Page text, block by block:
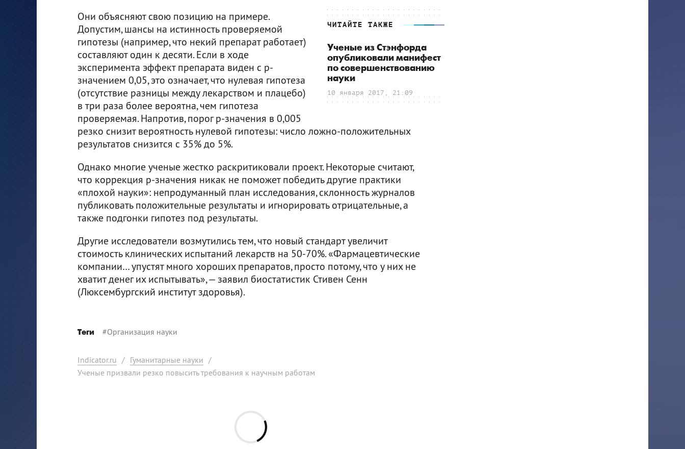
ЧИТАЙТЕ ТАКЖЕ
Ученые из Стэнфорда
опубликовали манифест
по совершенствованию
науки
10 января 2017, 21:09
Они объясняют свою позицию на примере.
Допустим, шансы на истинность проверяемой
гипотезы (например, что некий препарат работает)
составляют один к десяти. Если в ходе
эксперимента эффект препарата виден с p-
значением 0,05, это означает, что нулевая гипотеза
(отсутствие разницы между лекарством и плацебо)
в три раза более вероятна, чем гипотеза
проверяемая. Напротив, порог p-значения в 0,005
резко снизит вероятность нулевой гипотезы: число ложно-положительных
результатов снизится с 35% до 5%.
Однако многие ученые жестко раскритиковали проект. Некоторые считают,
что коррекция p-значения никак не поможет победить другие практики
«плохой науки»: непродуманный план исследования, склонность журналов
публиковать положительные результаты и игнорировать отрицательные, а
также подгонки гипотез под результаты.
Другие исследователи возмутились тем, что новый стандарт увеличит
стоимость клинических испытаний лекарств на 50-70%. «Фармацевтические
компании… упустят много хороших препаратов, просто потому, что у них не
хватит денег их испытывать», — заявил биостатистик Стивен Сенн
(Люксембургский институт здоровья).
Теги #Организация науки
Indicator.ru / Гуманитарные науки /
Ученые призвали резко повысить требования к научным работам